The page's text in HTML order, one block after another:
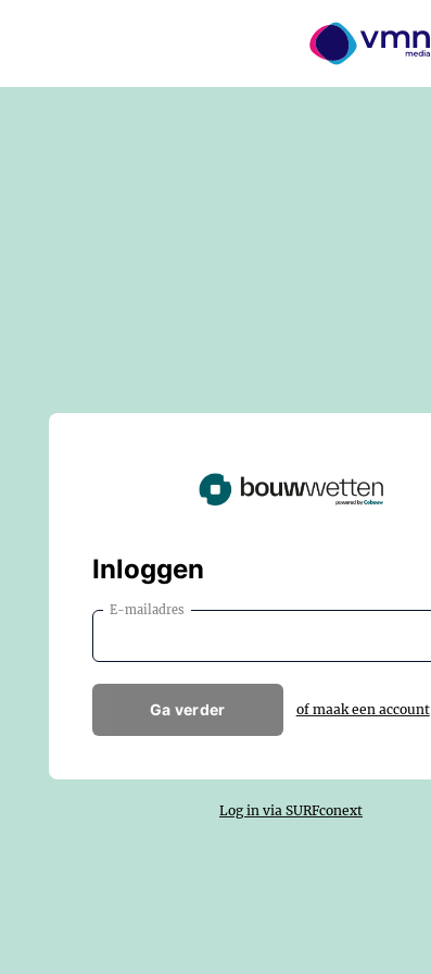
Inloggen
E-mailadres
Ga verder of maak een account
Log in via SURFconext